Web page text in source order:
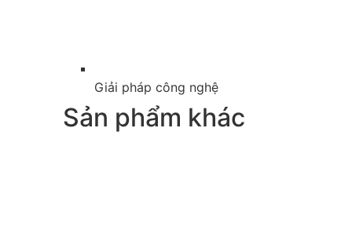
Giải pháp công nghệ
Sản phẩm khác